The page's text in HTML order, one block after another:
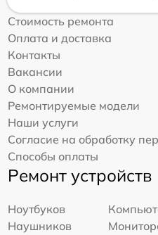
Стоимость ремонта
Оплата и доставка
Контакты
Вакансии
О компании
Ремонтируемые модели
Наши услуги
Согласие на обработку
Способы оплаты
Ремонт устройств
Ноутбуков
Наушников